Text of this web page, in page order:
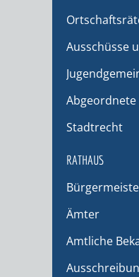
Ausschüsse
Abgeordnete
Stadtrecht
RATHAUS
Ämter
Amtliche